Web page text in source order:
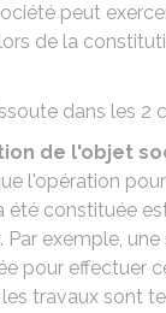
peut
de la
dans les 2
de l'objet
l'opération
été constituée
Par exemple,
pour effectuer
travaux sont